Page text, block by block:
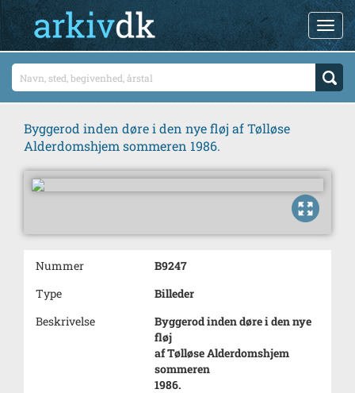
Byggerod inden døre i den nye fløj af Tølløse
Alderdomshjem sommeren 1986.
Nummer
B9247
Type
Billeder
Beskrivelse
Byggerod inden døre i den nye
fløj
af Tølløse Alderdomshjem
sommeren
1986.